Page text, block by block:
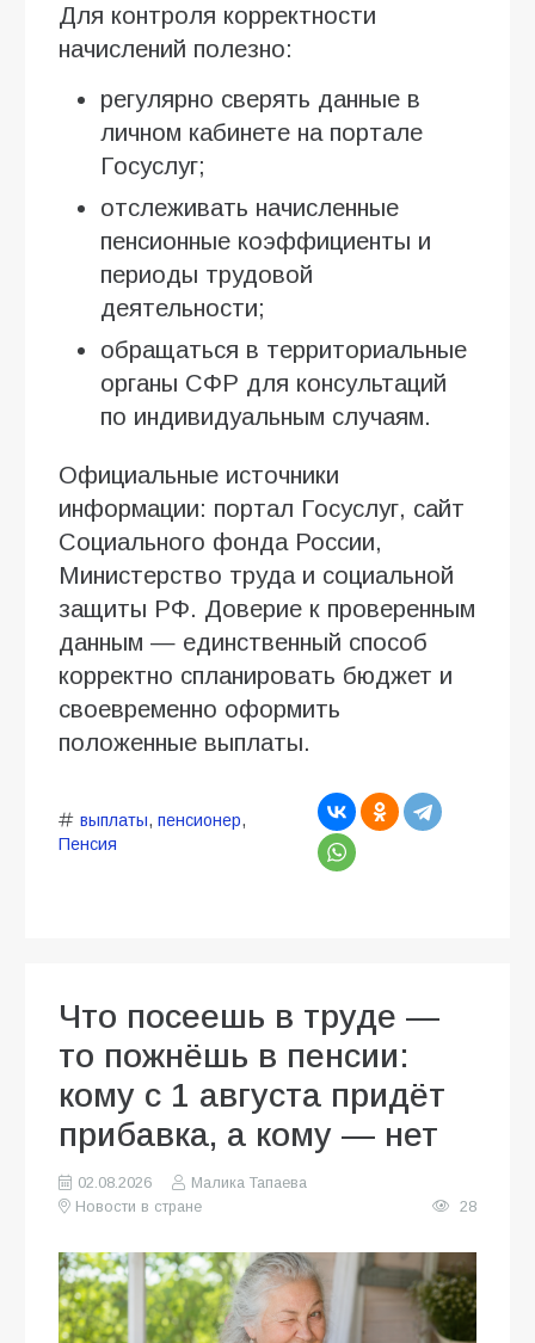
Для контроля корректности
начислений полезно:
регулярно сверять данные в
личном кабинете на портале
Госуслуг;
отслеживать начисленные
пенсионные коэффициенты и
периоды трудовой
деятельности;
обращаться в территориальные
органы СФР для консультаций
по индивидуальным случаям.
Официальные источники
информации: портал Госуслуг, сайт
Социального фонда России,
Министерство труда и социальной
защиты РФ. Доверие к проверенным
данным — единственный способ
корректно спланировать бюджет и
своевременно оформить
положенные выплаты.
выплаты, пенсионер,
Пенсия
Что посеешь в труде —
то пожнёшь в пенсии:
кому с 1 августа придёт
прибавка, а кому — нет
02.08.2026
Малика Тапаева
Новости в стране
28